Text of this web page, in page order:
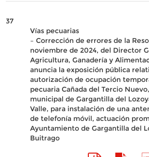
37
Vías pecuarias
– Corrección de errores de la
noviembre de 2024, del Director
Agricultura, Ganadería y
anuncia la exposición pública
autorización de ocupación
pecuaria Cañada del Tercio
municipal de Gargantilla del
Valle, para instalación de una
de telefonía móvil, actuación
Ayuntamiento de Gargantilla del
Buitrago